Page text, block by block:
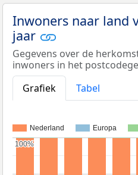
Inwoners naar land
jaar
Gegevens over de
inwoners in het
Grafiek
Tabel
Nederland Europa
100%
100%